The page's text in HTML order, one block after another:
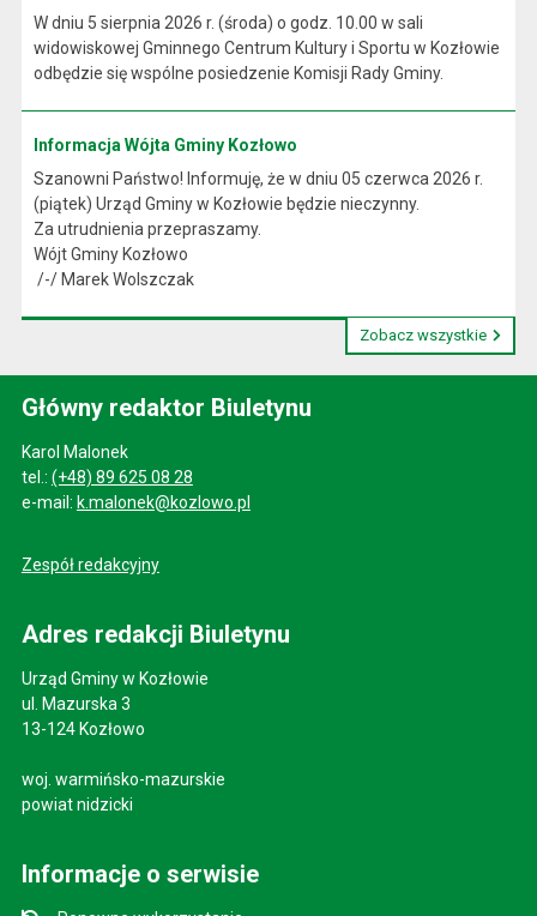
W dniu 5 sierpnia 2026 r. (środa) o godz. 10.00 w sali
widowiskowej Gminnego Centrum Kultury i Sportu w Kozłowie
odbędzie się wspólne posiedzenie Komisji Rady Gminy.
Informacja Wójta Gminy Kozłowo
Szanowni Państwo! Informuję, że w dniu 05 czerwca 2026 r.
(piątek) Urząd Gminy w Kozłowie będzie nieczynny.
Za utrudnienia przepraszamy.
Wójt Gminy Kozłowo
/-/ Marek Wolszczak
Zobacz wszystkie
Główny redaktor Biuletynu
Karol Malonek
tel.: (+48) 89 625 08 28
e-mail: k.malonek@kozlowo.pl
Zespół redakcyjny
Adres redakcji Biuletynu
Urząd Gminy w Kozłowie
ul. Mazurska 3
13-124 Kozłowo
woj. warmińsko-mazurskie
powiat nidzicki
Informacje o serwisie